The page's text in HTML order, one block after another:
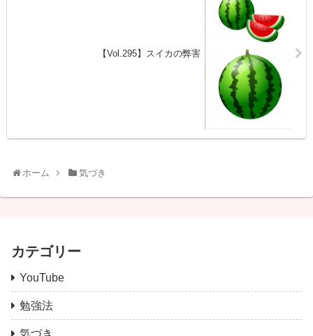
【Vol.295】スイカの弊害
ホーム 気づき
カテゴリー
YouTube
勉強法
気づき